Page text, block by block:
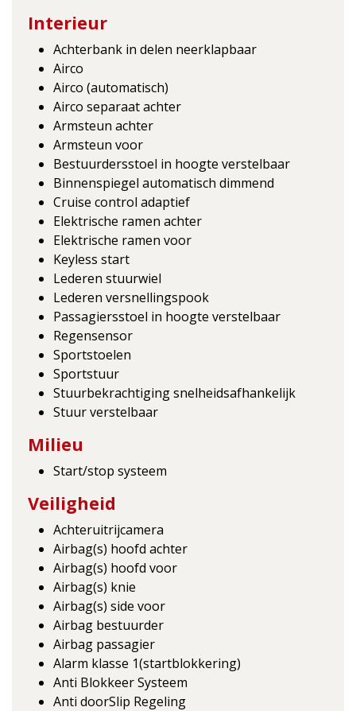
Interieur
Achterbank in delen neerklapbaar
Airco
Airco (automatisch)
Airco separaat achter
Armsteun achter
Armsteun voor
Bestuurdersstoel in hoogte verstelbaar
Binnenspiegel automatisch dimmend
Cruise control adaptief
Elektrische ramen achter
Elektrische ramen voor
Keyless start
Lederen stuurwiel
Lederen versnellingspook
Passagiersstoel in hoogte verstelbaar
Regensensor
Sportstoelen
Sportstuur
Stuurbekrachtiging snelheidsafhankelijk
Stuur verstelbaar
Milieu
Start/stop systeem
Veiligheid
Achteruitrijcamera
Airbag(s) hoofd achter
Airbag(s) hoofd voor
Airbag(s) knie
Airbag(s) side voor
Airbag bestuurder
Airbag passagier
Alarm klasse 1(startblokkering)
Anti Blokkeer Systeem
Anti doorSlip Regeling